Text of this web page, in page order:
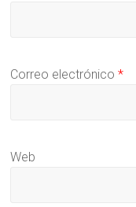
Correo electrónico*
Web